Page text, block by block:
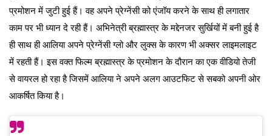
प्रमोशन में जुटी हुई हैं। वह अपने प्रेग्नेंसी को एंजॉय करने के साथ ही लगातार
काम पर भी ध्यान दे रही हैं। अभिनेत्री ब्रह्मास्त्र के मद्देनजर सुर्खियों में बनी हुई है
ही साथ ही आलिया अपने प्रेग्नेंसी ग्लो और लुक्स के कारण भी अक्सर लाइमलाइट
में रहती हैं। इस वक्त फिल्म ब्रह्मास्त्र के प्रमोशन के दौरान का एक वीडियो तेजी
से वायरल हो रहा है जिसमें आलिया ने अपने अलग आउटफिट से सबको अपनी ओर
आकर्षित किया है।